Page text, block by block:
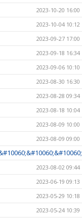
2023-10-20 16:00
2023-10-04 10:12
2023-09-27 17:00
2023-09-18 16:34
2023-09-06 10:10
2023-08-30 16:30
2023-08-28 09:34
2023-08-18 10:04
2023-08-09 10:00
2023-08-09 09:00
2023-08-02 09:44
2023-06-19 09:13
2023-05-29 10:18
2023-05-24 10:39